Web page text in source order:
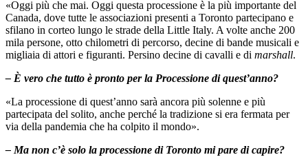
«Oggi più che mai. Oggi questa processione è la più importante del
Canada, dove tutte le associazioni presenti a Toronto partecipano e
sfilano in corteo lungo le strade della Little Italy. A volte anche 200
mila persone, otto chilometri di percorso, decine di bande musicali e
migliaia di attori e figuranti. Persino decine di cavalli e di marshall.
– È vero che tutto è pronto per la Processione di quest’anno?
«La processione di quest’anno sarà ancora più solenne e più
partecipata del solito, anche perché la tradizione si era fermata per
via della pandemia che ha colpito il mondo».
– Ma non c’è solo la processione di Toronto mi pare di capire?